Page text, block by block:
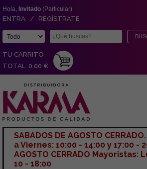
Hola, Invitado (Particular)
ENTRA / REGÍSTRATE
TU CARRITO
TOTAL: 0,00 €
SABADOS DE AGOSTO
a Viernes: 10:00 - 14:00 y 17:00 -
AGOSTO CERRADO Mayoristas:
10 - 18:00